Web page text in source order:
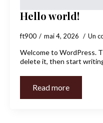
Hello world!
ft900 mai 4, 2026 Un
Welcome to WordPress.
delete it, then start
Read more